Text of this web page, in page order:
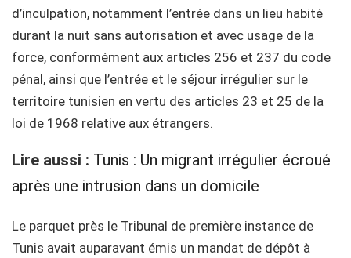
d’inculpation, notamment l’entrée dans un lieu habité
durant la nuit sans autorisation et avec usage de la
force, conformément aux articles 256 et 237 du code
pénal, ainsi que l’entrée et le séjour irrégulier sur le
territoire tunisien en vertu des articles 23 et 25 de la
loi de 1968 relative aux étrangers.
Lire aussi : Tunis : Un migrant irrégulier écroué
après une intrusion dans un domicile
Le parquet près le Tribunal de première instance de
Tunis avait auparavant émis un mandat de dépôt à